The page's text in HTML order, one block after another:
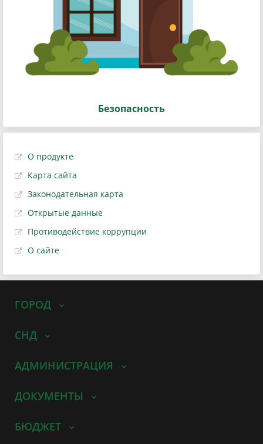
Безопасность
О продукте
Карта сайта
Законодательная карта
Открытые данные
Противодействие коррупции
О сайте
ГОРОД
СНД
АДМИНИСТРАЦИЯ
ДОКУМЕНТЫ
БЮДЖЕТ